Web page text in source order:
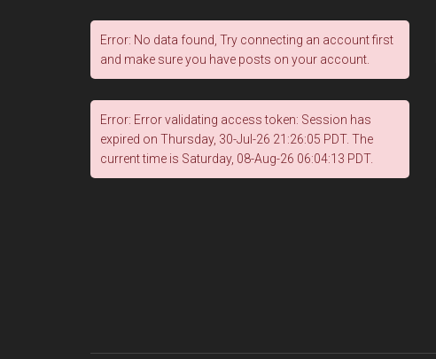
Error: No data found, Try connecting an account first
and make sure you have posts on your account.
Error: Error validating access token: Session has
expired on Thursday, 30-Jul-26 21:26:05 PDT. The
current time is Saturday, 08-Aug-26 06:04:13 PDT.